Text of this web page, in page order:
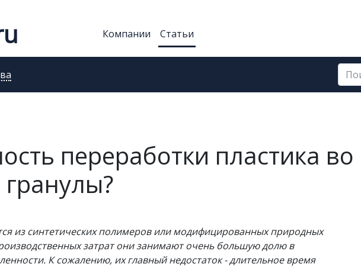
Компании Статьи
переработки пластика во
из синтетических полимеров или модифицированных природных
затрат они занимают очень большую долю в
К сожалению, их главный недостаток - длительное время